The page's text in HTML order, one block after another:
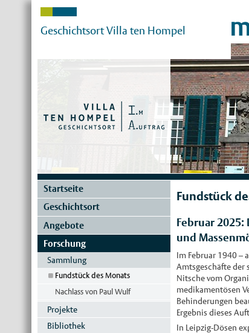
Geschichtsort Villa ten Hompel
Startseite
Geschichtsort
Angebote
Forschung
Sammlung
Fundstück des Monats
Nachlass von Paul Wulf
Projekte
Bibliothek
Fundstück
Februar 2025:
und
Im Februar 1940 –
Amtsgeschäfte der
Nitsche vom
medikamentösen
Behinderungen
Ergebnis dieses
In Leipzig-Dösen